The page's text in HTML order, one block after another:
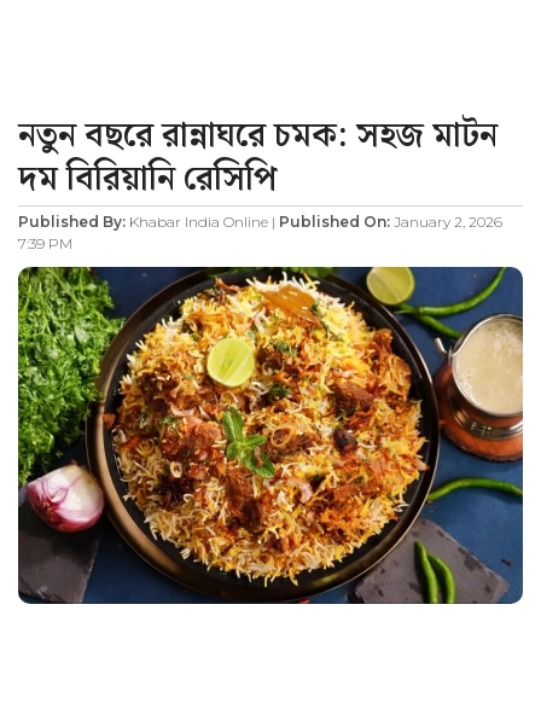
নতুন বছরে রান্নাঘরে চমক: সহজ মাটন
দম বিরিয়ানি রেসিপি
Published By: Khabar India Online | Published On: January 2, 2026
7:39 PM